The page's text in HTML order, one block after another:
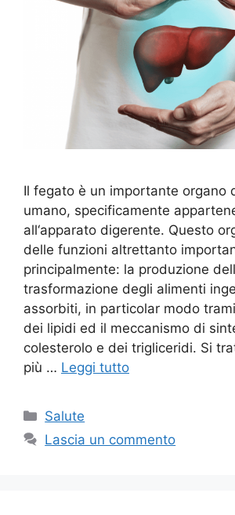
Il fegato è un importante organo
umano, specificamente
all‘apparato digerente. Questo
delle funzioni altrettanto
principalmente: la produzione
trasformazione degli alimenti
assorbiti, in particolar modo
dei lipidi ed il meccanismo di
colesterolo e dei trigliceridi. Si
più … Leggi tutto
Categorie
Salute
Lascia un commento